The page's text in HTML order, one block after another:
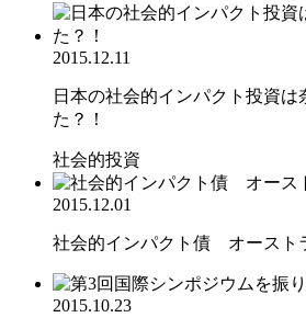
2015.12.11
日本の社会的インパクト投資は
た？！
社会的投資
2015.12.01
社会的インパクト債 オースト
2015.10.23